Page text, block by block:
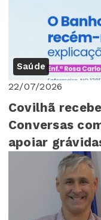
Saúde
22/07/2026
Covilhã
Conversas
apoiar